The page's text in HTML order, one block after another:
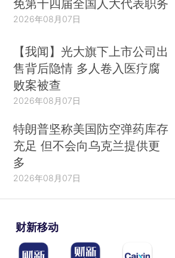
免第十四届全国人大代表职务
2026年08月07日
【我闻】光大旗下上市公司出
售背后隐情 多人卷入医疗腐
败案被查
2026年08月07日
特朗普坚称美国防空弹药库存
充足 但不会向乌克兰提供更
多
2026年08月07日
财新移动